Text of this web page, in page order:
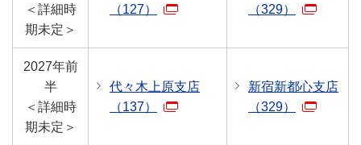
＜詳細時
期未定＞
（127）
（329）
2027年前
半
＜詳細時
期未定＞
代々木上原支店
（137）
新宿新都心支店
（329）